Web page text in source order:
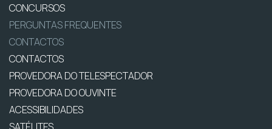
CONCURSOS
PERGUNTAS FREQUENTES
CONTACTOS
CONTACTOS
PROVEDORA DO TELESPECTADOR
PROVEDORA DO OUVINTE
ACESSIBILIDADES